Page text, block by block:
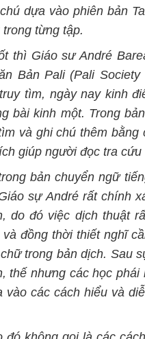
dựa vào phiên bản
từng tập.
thì Giáo sư André
Bản Pali (Pali
tìm, ngày nay kinh
bài kinh một. Trong
và ghi chú thêm
giúp người đọc tra cứu
bản chuyển ngữ
sự André rất chính
do đó việc dịch thuật
và đồng thờithiết nghĩ
trong bản dịch. Sau
thế nhưng các học
các cách hiểu và